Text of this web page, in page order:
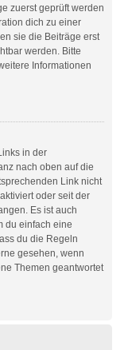
zuerst geprüft werden
dich zu einer
sie die Beiträge erst
werden. Bitte
Informationen
in der
nach oben auf die
Link nicht
oder seit der
Es ist auch
du einfach eine
du die Regeln
gesehen, wenn
Themen geantwortet